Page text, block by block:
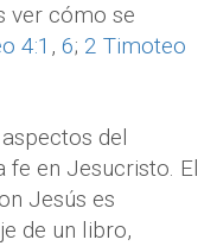
ver cómo se
4:1 , 6; 2 Timoteo
del
fe en Jesucristo. El
Jesús es
de un libro,